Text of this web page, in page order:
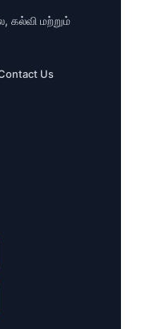
கல்வி மற்றும்
Us